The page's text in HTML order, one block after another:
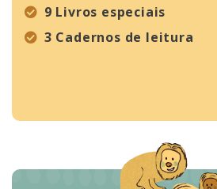
9 Livros especiais
3 Cadernos de leitura